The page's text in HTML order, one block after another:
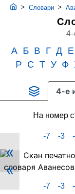
> Словари >
А Б В Г Д Е
Р
С Т У Ф
4-е
На номер
-7 -3
Скан
PDF-
страницы
144
«
«
-7 -3